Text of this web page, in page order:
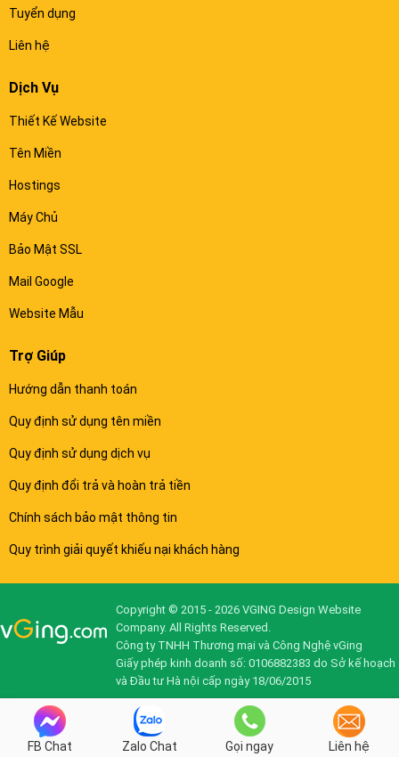
Tuyển dụng
Liên hệ
Dịch Vụ
Thiết Kế Website
Tên Miền
Hostings
Máy Chủ
Bảo Mật SSL
Mail Google
Website Mẫu
Trợ Giúp
Hướng dẫn thanh toán
Quy định sử dụng tên miền
Quy định sử dụng dịch vụ
Quy định đổi trả và hoàn trả tiền
Chính sách bảo mật thông tin
Quy trình giải quyết khiếu nại khách hàng
Copyright © 2015 - 2026 VGING Design Website
Company. All Rights Reserved.
Công ty TNHH Thương mại và Công Nghệ vGing
Giấy phép kinh doanh số: 0106882383 do Sở kế hoạch
và Đầu tư Hà nội cấp ngày 18/06/2015
FB Chat Zalo Chat Gọi ngay Liên hệ